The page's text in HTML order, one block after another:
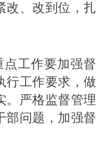
改、改到位，扎
工作要加强督
行工作要求，做
。严格监督管理
部问题，加强督